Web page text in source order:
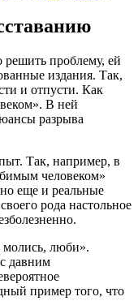
решить проблему, ей
издания. Так,
и отпусти. Как
В ней
разрыва
Так, например, в
человеком»
еще и реальные
рода настольное
люби».
давним
пример того, что